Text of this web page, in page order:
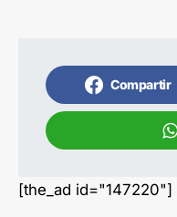
Compartir
[the_ad